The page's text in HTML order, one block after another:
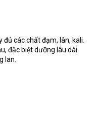
đủ các chất đạm, lân, kali.
đặc biệt dưỡng lâu dài
lan.